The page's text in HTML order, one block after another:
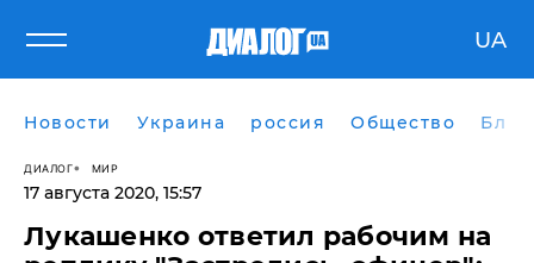
UA
Новости Украина россия Общество
ДИАЛОГ МИР
17 августа 2020, 15:57
Лукашенко ответил рабочим на